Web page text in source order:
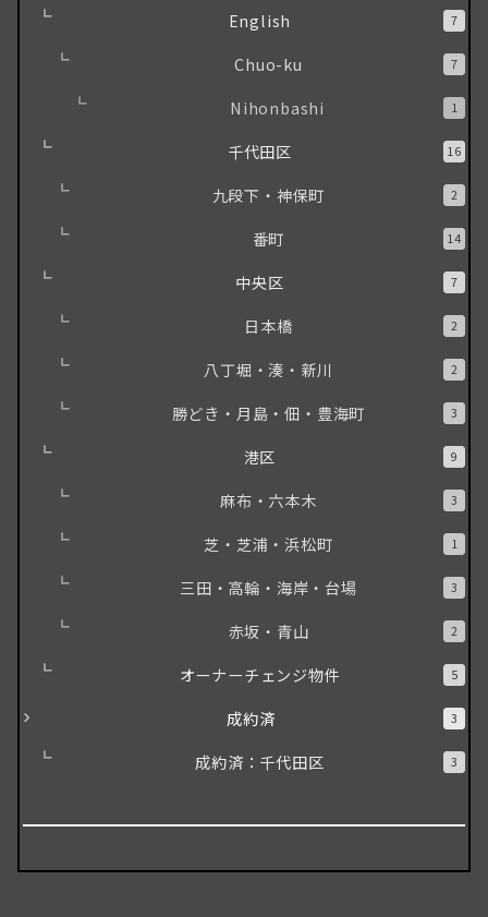
English 7
Chuo-ku 7
Nihonbashi 1
千代田区 16
九段下・神保町 2
番町 14
中央区 7
日本橋 2
八丁堀・湊・新川 2
勝どき・月島・佃・豊海町 3
港区 9
麻布・六本木 3
芝・芝浦・浜松町 1
三田・高輪・海岸・台場 3
赤坂・青山 2
オーナーチェンジ物件 5
成約済 3
成約済：千代田区 3